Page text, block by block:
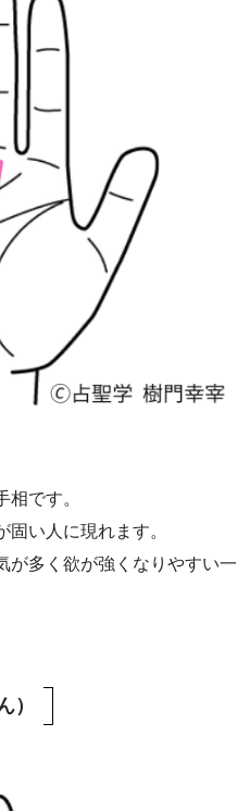
相です。
い人に現れます。
が多く欲が強くなりやすい一
）